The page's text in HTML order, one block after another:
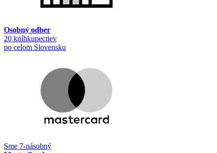
Osobný odber
20 kníhkupectiev
po celom Slovensku
Sme 7-násobný